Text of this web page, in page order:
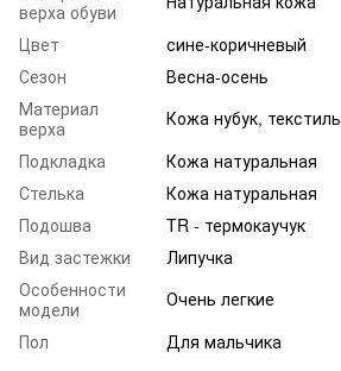
верха обуви
Цвет
сине-коричневый
Сезон
Весна-осень
Материал
верха
Кожа нубук, текстиль
Подкладка
Кожа натуральная
Стелька
Кожа натуральная
Подошва
TR - термокаучук
Вид застежки
Липучка
Особенности
модели
Очень легкие
Пол
Для мальчика